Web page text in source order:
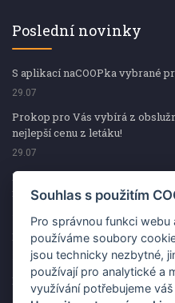
Poslední novinky
S aplikací naCOOPka vybrané
29.07
Prokop pro Vás vybírá z
nejlepší cenu z letáku!
29.07
Prokop pro Vás vybírá z
nejlepší cenu z letáku!
Kup špekáčky od Váhaly a
29.07
Prokop pro Vás vybírá na
29.07
Souhlas s použitím
Pro správnou funkci webu
používáme soubory
jsou technicky nezbytné,
používají pro analytické a
využívání potřebujeme